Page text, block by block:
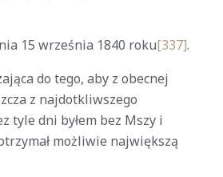
15 września 1840 roku[337].
do tego, aby z obecnej
z najdotkliwszego
tyle dni byłem bez Mszy i
możliwie największą